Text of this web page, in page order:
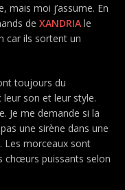
mais moi j’assume. En
de XANDRIA le
car ils sortent un
toujours du
son et leur style.
Je me demande si la
une sirène dans une
Les morceaux sont
chœurs puissants selon